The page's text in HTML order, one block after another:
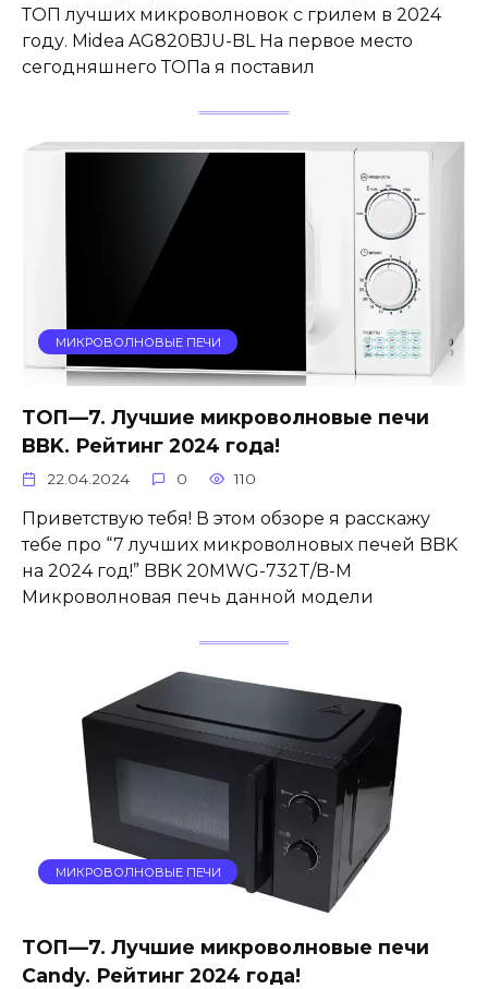
ТОП лучших микроволновок с грилем в 2024
году. Midea AG820BJU-BL На первое место
сегодняшнего ТОПа я поставил
МИКРОВОЛНОВЫЕ ПЕЧИ
ТОП—7. Лучшие микроволновые печи
BBK. Рейтинг 2024 года!
22.04.2024 0 110
Приветствую тебя! В этом обзоре я расскажу
тебе про “7 лучших микроволновых печей BBK
на 2024 год!” BBK 20MWG-732T/B-M
Микроволновая печь данной модели
МИКРОВОЛНОВЫЕ ПЕЧИ
ТОП—7. Лучшие микроволновые печи
Candy. Рейтинг 2024 года!